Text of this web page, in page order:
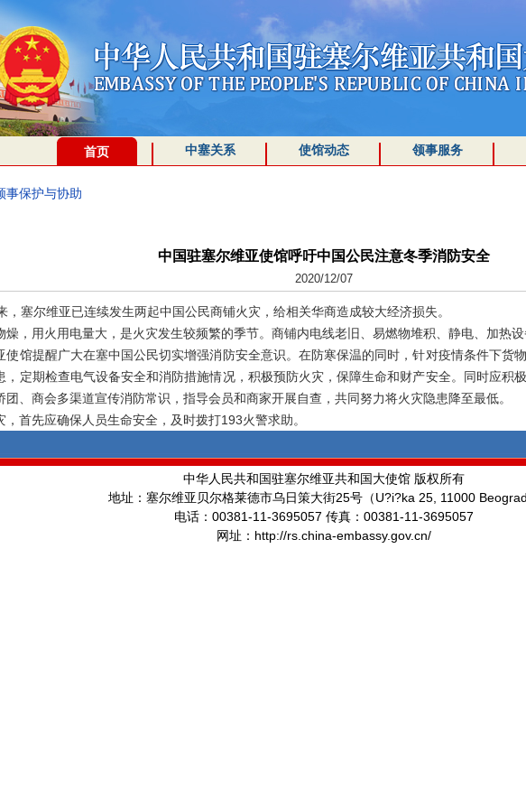
首页 中塞关系 使馆动态 领事服务
事保护与协助
中国驻塞尔维亚使馆呼吁中国公民注意冬季消防安全
2020/12/07
塞尔维亚已连续发生两起中国公民商铺火灾，给相关华商造成较大经济损失。
用火用电量大，是火灾发生较频繁的季节。商铺内电线老旧、易燃物堆积、静电、加热
提醒广大在塞中国公民切实增强消防安全意识。在防寒保温的同时，针对疫情条件下货
，定期检查电气设备安全和消防措施情况，积极预防火灾，保障生命和财产安全。同时应积
团、商会多渠道宣传消防常识，指导会员和商家开展自查，共同努力将火灾隐患降至最低。
先应确保人员生命安全，及时拨打193火警求助。
中华人民共和国驻塞尔维亚共和国大使馆 版权所有
地址：塞尔维亚贝尔格莱德市乌日策大街25号（ U?i?ka 25, 11000
电话： 00381-11-3695057 传真： 00381-11-3695057
网址： http://rs.china-embassy.gov.cn/